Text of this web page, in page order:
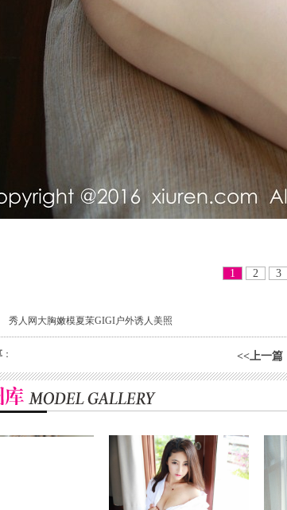
1 2 3
秀人网大胸嫩模夏茉GIGI户外诱人美照
： <<上一篇